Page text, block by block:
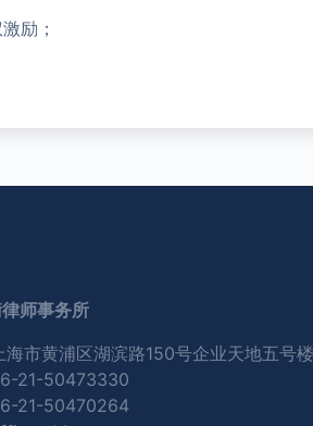
励；
师事务所
海市黄浦区湖滨路150号企业天地五号
21-50473330
21-50470264